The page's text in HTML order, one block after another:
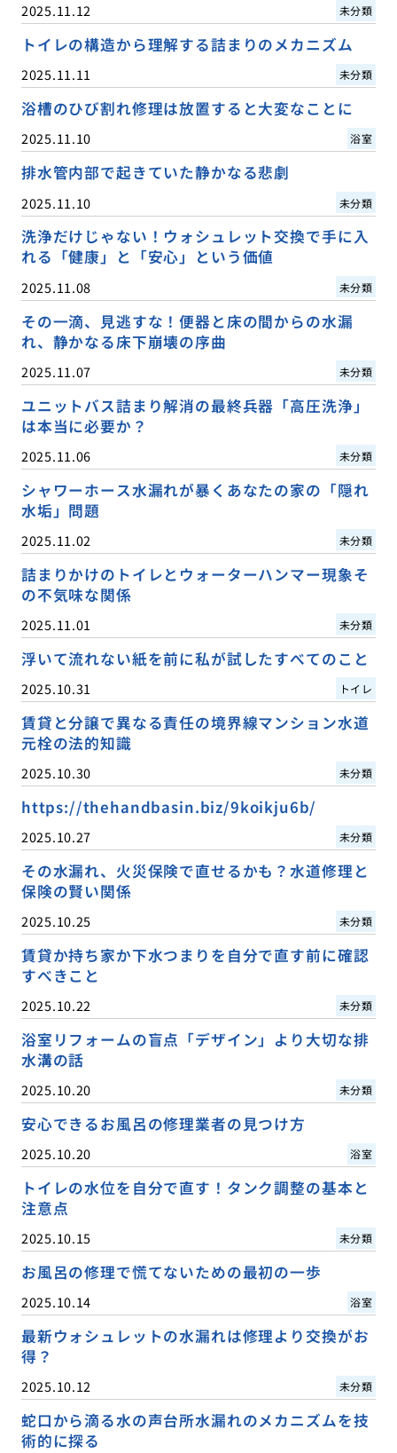
2025.11.12 未分類
トイレの構造から理解する詰まりのメカニズム
2025.11.11 未分類
浴槽のひび割れ修理は放置すると大変なことに
2025.11.10 浴室
排水管内部で起きていた静かなる悲劇
2025.11.10 未分類
洗浄だけじゃない！ウォシュレット交換で手に入
れる「健康」と「安心」という価値
2025.11.08 未分類
その一滴、見逃すな！便器と床の間からの水漏
れ、静かなる床下崩壊の序曲
2025.11.07 未分類
ユニットバス詰まり解消の最終兵器「高圧洗浄」
は本当に必要か？
2025.11.06 未分類
シャワーホース水漏れが暴くあなたの家の「隠れ
水垢」問題
2025.11.02 未分類
詰まりかけのトイレとウォーターハンマー現象そ
の不気味な関係
2025.11.01 未分類
浮いて流れない紙を前に私が試したすべてのこと
2025.10.31 トイレ
賃貸と分譲で異なる責任の境界線マンション水道
元栓の法的知識
2025.10.30 未分類
https://thehandbasin.biz/9koikju6b/
2025.10.27 未分類
その水漏れ、火災保険で直せるかも？水道修理と
保険の賢い関係
2025.10.25 未分類
賃貸か持ち家か下水つまりを自分で直す前に確認
すべきこと
2025.10.22 未分類
浴室リフォームの盲点「デザイン」より大切な排
水溝の話
2025.10.20 未分類
安心できるお風呂の修理業者の見つけ方
2025.10.20 浴室
トイレの水位を自分で直す！タンク調整の基本と
注意点
2025.10.15 未分類
お風呂の修理で慌てないための最初の一歩
2025.10.14 浴室
最新ウォシュレットの水漏れは修理より交換がお
得？
2025.10.12 未分類
蛇口から滴る水の声台所水漏れのメカニズムを技
術的に探る